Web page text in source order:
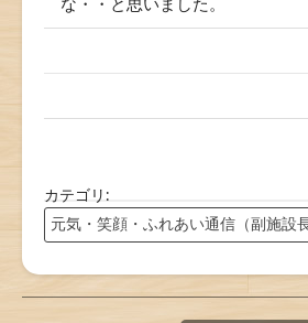
な・・と思いました。
カテゴリ:
元気・笑顔・ふれあい通信（副施設